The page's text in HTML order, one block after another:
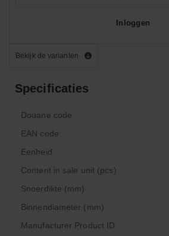
Bekijk de varianten
Specificaties
Douane code
EAN code
Eenheid
Content in sale unit (pcs)
Snoerdikte (mm)
Binnendiameter (mm)
Manufacturer Product ID
Inloggen